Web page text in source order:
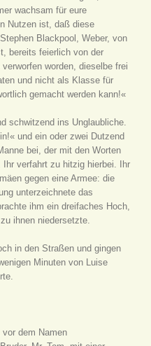
wachsam für eure
Nutzen ist, daß diese
Blackpool, Weber, von
bereits feierlich von der
verworfen worden, dieselbe frei
und nicht als Klasse für
gemacht werden kann!«
schwitzend ins Unglaubliche.
und ein oder zwei Dutzend
bei, der mit den Worten
verfahrt zu hitzig hierbei. Ihr
gegen eine Armee: die
unterzeichnete das
ihm ein dreifaches Hoch,
ihnen niedersetzte.
in den Straßen und gingen
Minuten von Luise
dem Namen